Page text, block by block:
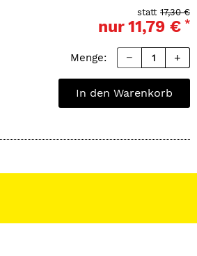
17,30 €
statt
nur11,79 € *
Menge:
In den Warenkorb